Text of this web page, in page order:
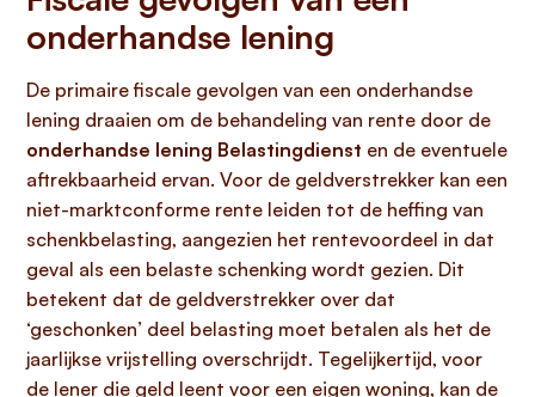
onderhandse lening
De primaire fiscale gevolgen van een onderhandse
lening draaien om de behandeling van rente door de
onderhandse lening Belastingdienst en de eventuele
aftrekbaarheid ervan. Voor de geldverstrekker kan een
niet-marktconforme rente leiden tot de heffing van
schenkbelasting, aangezien het rentevoordeel in dat
geval als een belaste schenking wordt gezien. Dit
betekent dat de geldverstrekker over dat
‘geschonken’ deel belasting moet betalen als het de
jaarlijkse vrijstelling overschrijdt. Tegelijkertijd, voor
de lener die geld leent voor een eigen woning, kan de